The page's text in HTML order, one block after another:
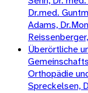
Dr.med.
Adams,
Überörtliche
Orthopädie
Spreckelsen,